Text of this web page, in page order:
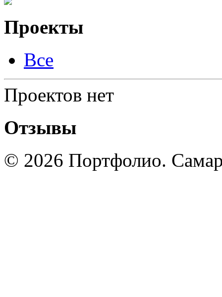
Проекты
Все
Проектов нет
Отзывы
© 2026 Портфолио.